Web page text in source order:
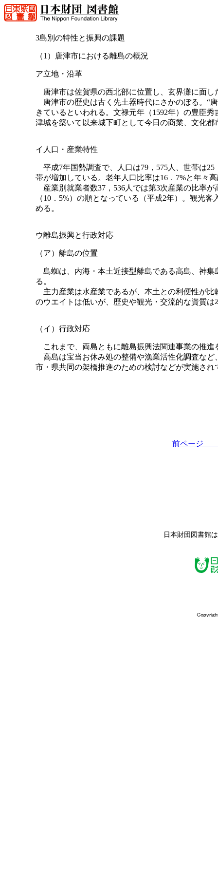
3島別の特性と振興の課題
（1）唐津市における離島の概況
ア立地・沿革
唐津市は佐賀県の西北部に位置し、玄界灘に面し
唐津市の歴史は古く先土器時代にさかのぼる。“
きているといわれる。文禄元年（1592年）の豊臣
津城を築いて以来城下町として今日の商業、文化都
イ人口・産業特性
平成7年国勢調査で、人口は79，575人、世帯は25
帯が増加している。老年人口比率は16．7%と年々
産業別就業者数37，536人では第3次産業の比率が
（10．5%）の順となっている（平成2年）。観光
める。
ウ離島振興と行政対応
（ア）離島の位置
島蜘は、内海・本土近接型離島である高島、神集
る。
主力産業は水産業であるが、本土との利便性が比
のウエイトは低いが、歴史や観光・交流的な資質
（イ）行政対応
これまで、両島ともに離島振興法関連事業の推進
高島は宝当お休み処の整備や漁業活性化調査など
市・県共同の架橋推進のための検討などが実施され
前ペー
日本財団図書館